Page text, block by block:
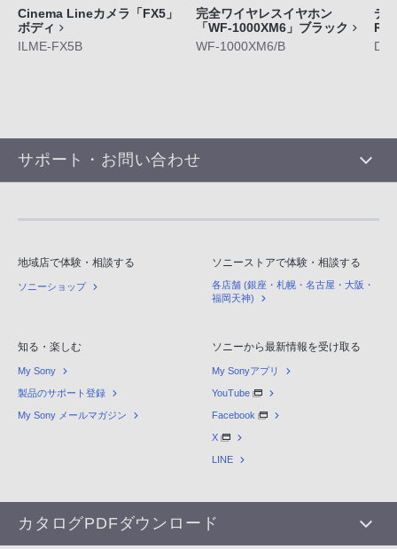
Cinema Lineカメラ「FX5」
ボディ
ILME-FX5B
完全ワイヤレスイヤホン
「WF-1000XM6」ブラック
WF-1000XM6/B
デ
サポート・お問い合わせ
地域店で体験・相談する
ソニーショップ
ソニーストアで体験・相談する
各店舗 (銀座・札幌・名古屋・大阪・
福岡天神)
知る・楽しむ
My Sony
製品のサポート登録
My Sony メールマガジン
ソニーから最新情報を受け取る
My Sonyアプリ
YouTube
Facebook
X
LINE
カタログPDFダウンロード